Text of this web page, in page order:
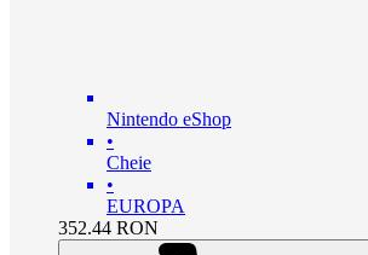
Nintendo eShop
•
Cheie
•
EUROPA
352.44 RON